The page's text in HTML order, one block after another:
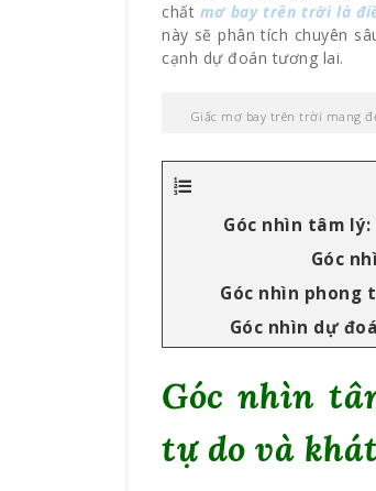
chất mơ bay trên trời là
này sẽ phân tích chuyên
cạnh dự đoán tương lai.
Giấc mơ bay trên trời mang
Góc nhìn tâm
Góc
Góc nhìn phong
Góc nhìn dự
Góc nhìn
tự do và